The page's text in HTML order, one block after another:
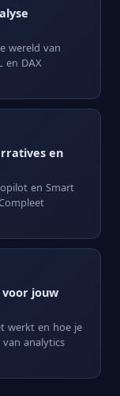
wereld van
en DAX
en
en Smart
jouw
werkt en hoe je
analytics